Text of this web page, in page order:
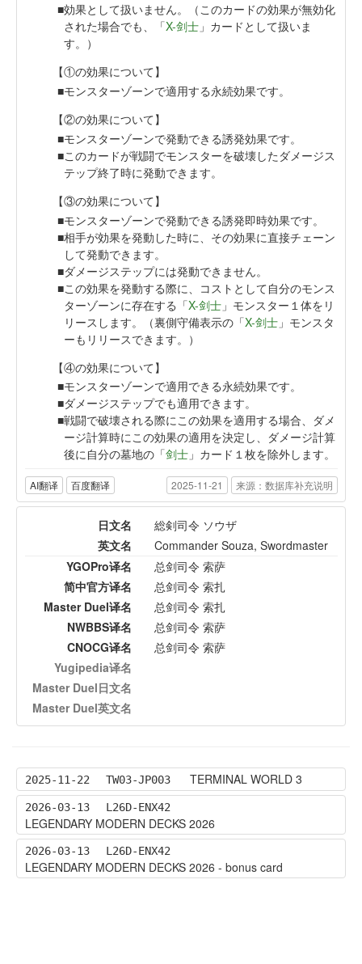
効果として扱いません。（このカードの効果が無効化
された場合でも、「X-剑士 」カードとして扱いま
す。）
【①の効果について】
モンスターゾーンで適用する永続効果です。
【②の効果について】
モンスターゾーンで発動できる誘発効果です。
このカードが戦闘でモンスターを破壊したダメージス
テップ終了時に発動できます。
【③の効果について】
モンスターゾーンで発動できる誘発即時効果です。
相手が効果を発動した時に、その効果に直接チェーン
して発動できます。
ダメージステップには発動できません。
この効果を発動する際に、コストとして自分のモンス
ターゾーンに存在する「X-剑士 」モンスター１体をリ
リースします。（裏側守備表示の「X-剑士 」モンスタ
ーもリリースできます。）
【④の効果について】
モンスターゾーンで適用できる永続効果です。
ダメージステップでも適用できます。
戦闘で破壊される際にこの効果を適用する場合、ダメ
ージ計算時にこの効果の適用を決定し、ダメージ計算
後に自分の墓地の「剑士 」カード１枚を除外します。
AI翻译 百度翻译 2025-11-21 来源：数据库补充说明
日文名
総剣司令 ソウザ
英文名
Commander Souza, Swordmaster
YGOPro译名
总剑司令 索萨
简中官方译名
总剑司令 索扎
Master Duel译名
总剑司令 索扎
NWBBS译名
总剑司令 索萨
CNOCG译名
总剑司令 索萨
Yugipedia译名
Master Duel日文名
Master Duel英文名
2025-11-22 TW03-JP003 TERMINAL WORLD 3
2026-03-13 L26D-ENX42
LEGENDARY MODERN DECKS 2026
2026-03-13 L26D-ENX42
LEGENDARY MODERN DECKS 2026 - bonus card